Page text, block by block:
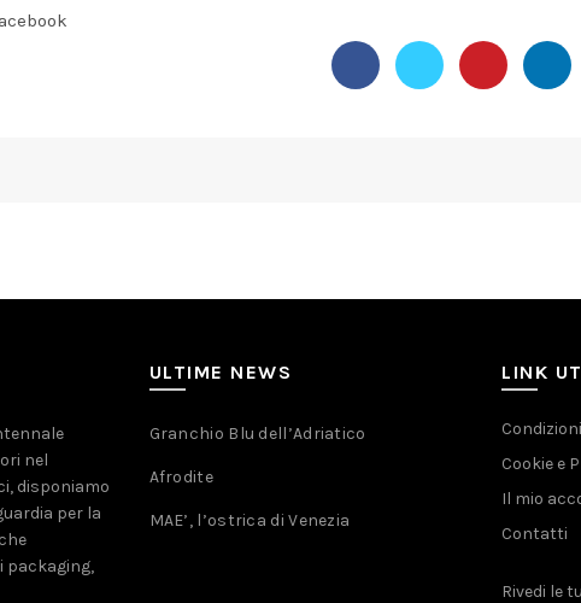
nel
disponiamo
per la
packaging,
ULTIME NEWS
Granchio Blu dell’Adriatico
Afrodite
MAE’, l’ostrica di Venezia
LINK
Cookie e
Il mio
Contatti
Rivedi le